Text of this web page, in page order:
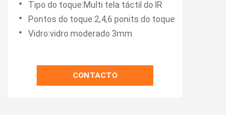
Tipo do toque:Multi tela táctil do IR
Pontos do toque:2,4,6 ponits do toque
Vidro:vidro moderado 3mm
CONTACTO